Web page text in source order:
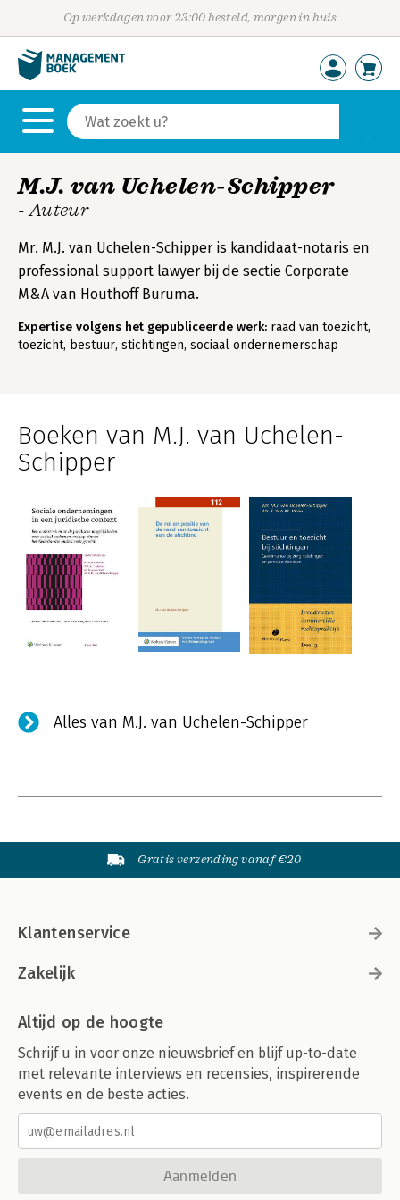
Op werkdagen voor 23:00 besteld, morgen in huis
M.J. van Uchelen-Schipper
- Auteur
Mr. M.J. van Uchelen-Schipper is kandidaat-notaris en
professional support lawyer bij de sectie Corporate
M&A van Houthoff Buruma.
Expertise volgens het gepubliceerde werk: raad van toezicht,
toezicht, bestuur, stichtingen, sociaal ondernemerschap
Boeken van M.J. van Uchelen-
Schipper
Alles van M.J. van Uchelen-Schipper
Gratis verzending vanaf €20
Klantenservice
Zakelijk
Altijd op de hoogte
Schrijf u in voor onze nieuwsbrief en blijf up-to-date
met relevante interviews en recensies, inspirerende
events en de beste acties.
Aanmelden